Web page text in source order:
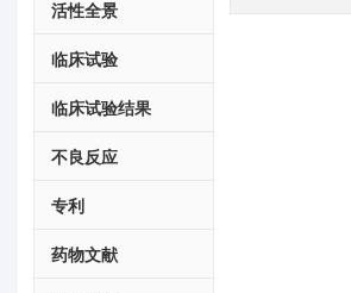
活性全景
临床试验
临床试验结果
不良反应
专利
药物文献